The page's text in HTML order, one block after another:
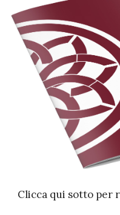
Clicca qui sotto per